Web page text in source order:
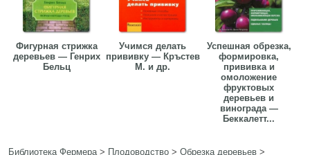
Фигурная стрижка
деревьев — Генрих
Бельц
Учимся делать
прививку — Кръстев
М. и др.
Успешная обрезка,
формировка,
прививка и
омоложение
фруктовых
деревьев и
винограда —
Беккалетт...
Библиотека Фермера> Плодоводство >Обрезка деревьев >